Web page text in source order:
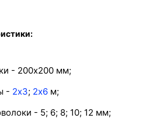
- 200х200 мм;
- 2х3; 2х6 м;
- 5; 6; 8; 10; 12 мм;